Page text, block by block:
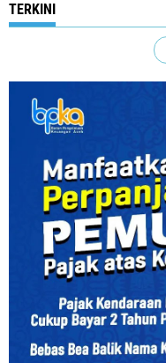
TERKINI